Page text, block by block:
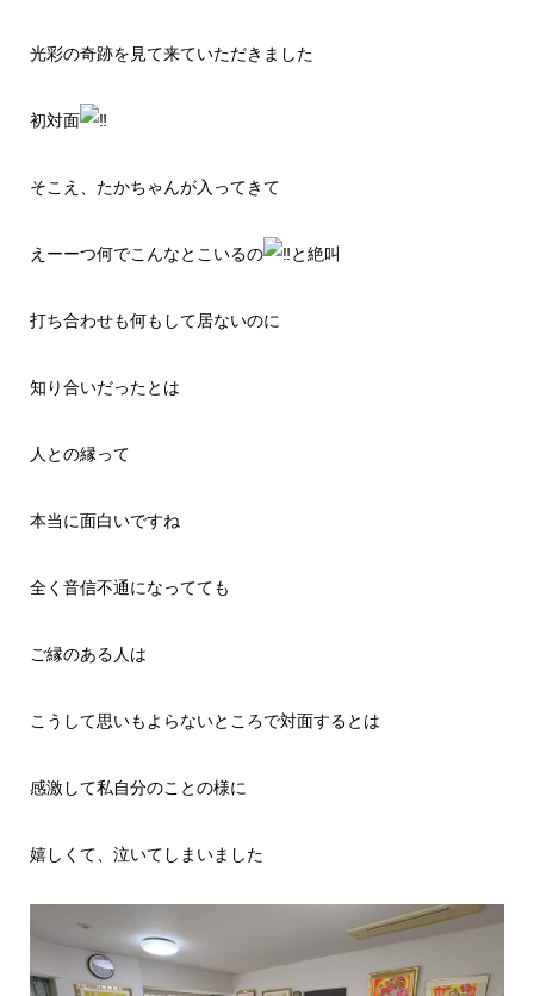
光彩の奇跡を見て来ていただきました
初対面
そこえ、たかちゃんが入ってきて
えーーつ何でこんなとこいるの と絶叫
打ち合わせも何もして居ないのに
知り合いだったとは
人との縁って
本当に面白いですね
全く音信不通になってても
ご縁のある人は
こうして思いもよらないところで対面するとは
感激して私自分のことの様に
嬉しくて、泣いてしまいました